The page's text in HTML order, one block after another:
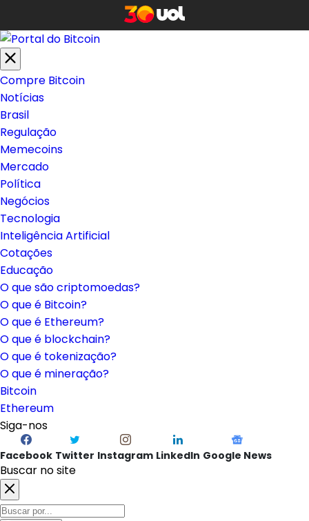
Compre Bitcoin
Notícias
Brasil
Regulação
Memecoins
Mercado
Política
Negócios
Tecnologia
Inteligência Artificial
Cotações
Educação
O que são criptomoedas?
O que é Bitcoin?
O que é Ethereum?
O que é blockchain?
O que é tokenização?
O que é mineração?
Bitcoin
Ethereum
Siga-nos
Facebook Twitter Instagram LinkedIn Google News
Buscar no site